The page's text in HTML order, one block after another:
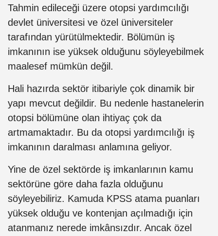
Tahmin edileceği üzere otopsi yardımcılığı
devlet üniversitesi ve özel üniversiteler
tarafından yürütülmektedir. Bölümün iş
imkanının ise yüksek olduğunu söyleyebilmek
maalesef mümkün değil.
Hali hazırda sektör itibariyle çok dinamik bir
yapı mevcut değildir. Bu nedenle hastanelerin
otopsi bölümüne olan ihtiyaç çok da
artmamaktadır. Bu da otopsi yardımcılığı iş
imkanının daralması anlamına geliyor.
Yine de özel sektörde iş imkanlarının kamu
sektörüne göre daha fazla olduğunu
söyleyebiliriz. Kamuda KPSS atama puanları
yüksek olduğu ve kontenjan açılmadığı için
atanmanız nerede imkânsızdır. Ancak özel